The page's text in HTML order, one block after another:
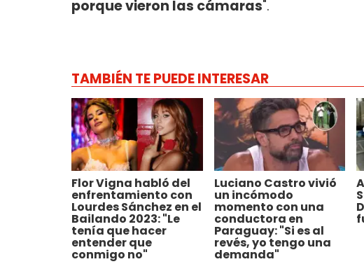
porque vieron las cámaras".
TAMBIÉN TE PUEDE INTERESAR
Flor Vigna habló del
enfrentamiento con
Lourdes Sánchez en el
Bailando 2023: "Le
tenía que hacer
entender que
conmigo no"
Luciano Castro vivió
un incómodo
momento con una
conductora en
Paraguay: "Si es al
revés, yo tengo una
demanda"